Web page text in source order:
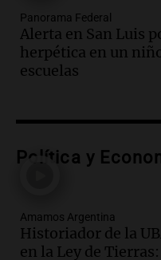
Audio. El
Fe relativiza el
jubilaciones en
Panorama Federal
Argentina
Panorama Federal
organizador de
recordó el
Viva la Radio
Panorama Federal
Alerta en San Luis
herpética en un
escuelas
Política y
Amamos Argentina
Historiador de la
en la Ley de